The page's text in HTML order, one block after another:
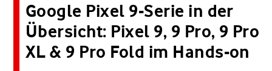
Google Pixel 9-Serie in der
Übersicht: Pixel 9, 9 Pro, 9 Pro
XL & 9 Pro Fold im Hands-on